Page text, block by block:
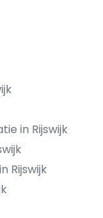
in Rijswijk
Rijswijk